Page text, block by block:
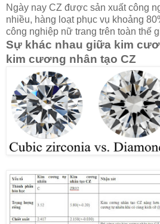
Ngày nay CZ được sản xuất công
nhiều, hàng loạt phục vụ khoảng
công nghiệp nữ trang trên toàn thế
Sự khác nhau giữa kim
kim cương nhân tạo CZ